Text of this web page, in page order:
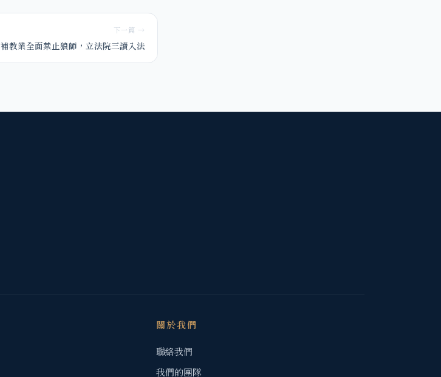
下一篇 →
補教業全面禁止狼師，立法院三讀入法
關於我們
聯絡我們
我們的團隊